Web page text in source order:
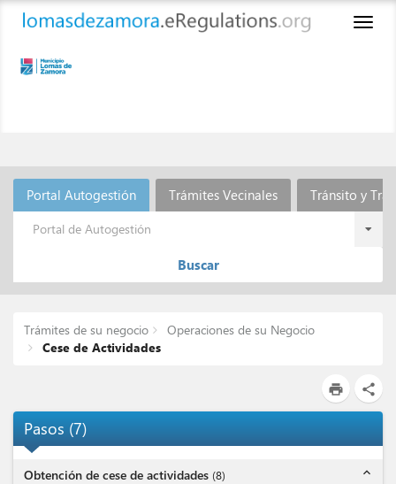
Portal Autogestión Trámites Vecinales Tránsito y
Portal de Autogestión
Buscar
Trámites de su negocio
Operaciones de su Negocio
Cese de Actividades
print share
Pasos (7)
Obtención de cese de actividades (8) expand_less